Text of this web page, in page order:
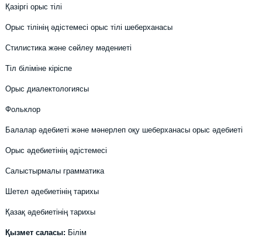
Қазіргі орыс тілі
Орыс тілінің әдістемесі орыс тілі шеберханасы
Стилистика және сөйлеу мәдениеті
Тіл біліміне кіріспе
Орыс диалектологиясы
Фольклор
Балалар әдебиеті және мәнерлеп оқу шеберханасы орыс әдебиеті
Орыс әдебиетінің әдістемесі
Салыстырмалы грамматика
Шетел әдебиетінің тарихы
Қазақ әдебиетінің тарихы
Қызмет саласы: Білім